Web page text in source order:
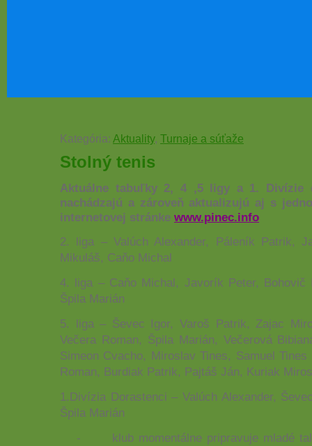
Kategória: Aktuality, Turnaje a súťaže
Stolný tenis
Aktuálne tabuľky 2, 4 ,5 ligy a 1. Divízie
nachádzajú a zároveň aktualizujú aj s
internetovej stránke www.pinec.info
2. liga – Valúch Alexander, Páleník Patrik,
Mikuláš, Caňo Michal
4. liga – Caňo Michal, Javorík Peter, Bohovič
Špila Marián
5. liga – Ševec Igor, Varoš Patrik, Zajac
Večera Roman, Špila Marián, Večerová
Simeon Cvacho, Miroslav Tines, Samuel
Roman, Burdiak Patrik, Pajtáš Ján, Kuriak
1.Divízia Dorastenci – Valúch Alexander,
Špila Marián
-
klub momentálne pripravuje mladé